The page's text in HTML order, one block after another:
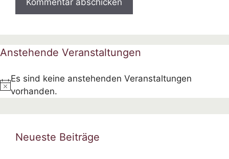
Anstehende Veranstaltungen
H
n
Es sind keine anstehenden Veranstaltungen
vorhanden.
Neueste Beiträge